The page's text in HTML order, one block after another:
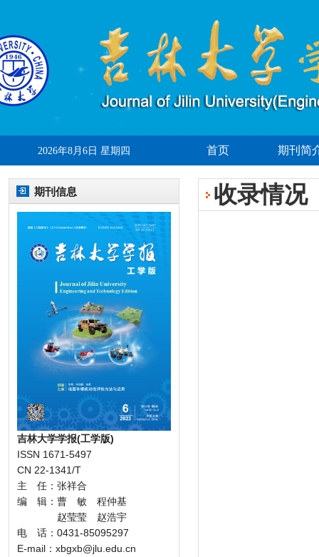
2026年8月6日 星期四 首页 期刊简
期刊信息
吉林大学学报(工学版)
ISSN 1671-5497
CN 22-1341/T
主 任：张祥合
编 辑：曹 敏 程仲基
赵莹莹 赵浩宇
电 话：0431-85095297
E-mail：xbgxb@jlu.edu.cn
收录情况